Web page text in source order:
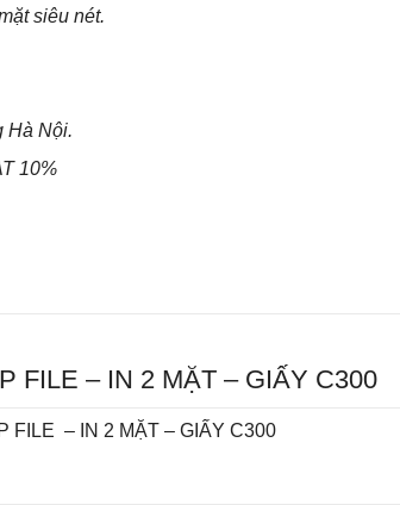
siêu nét.
Hà Nội.
10%
FILE – IN 2 MẶT – GIẤY C300
FILE – IN 2 MẶT – GIẤY C300